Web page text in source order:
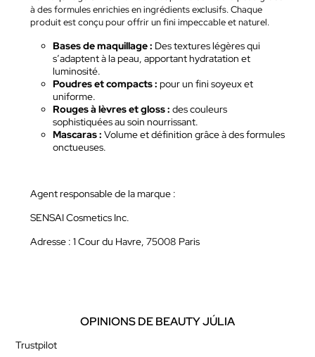
à des formules enrichies en ingrédients exclusifs. Chaque
produit est conçu pour offrir un fini impeccable et naturel.
Bases de maquillage : Des textures légères qui
s’adaptent à la peau, apportant hydratation et
luminosité.
Poudres et compacts : pour un fini soyeux et
uniforme.
Rouges à lèvres et gloss : des couleurs
sophistiquées au soin nourrissant.
Mascaras : Volume et définition grâce à des formules
onctueuses.
Agent responsable de la marque :
SENSAI Cosmetics Inc.
Adresse : 1 Cour du Havre, 75008 Paris
OPINIONS DE BEAUTY JÚLIA
Trustpilot